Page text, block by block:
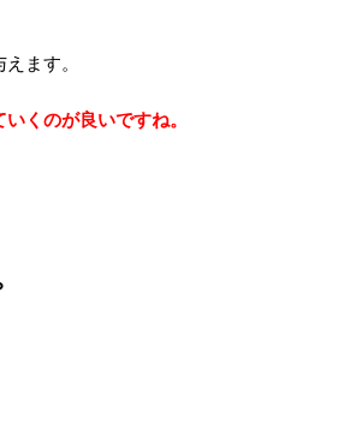
ます。
くのが良いですね。